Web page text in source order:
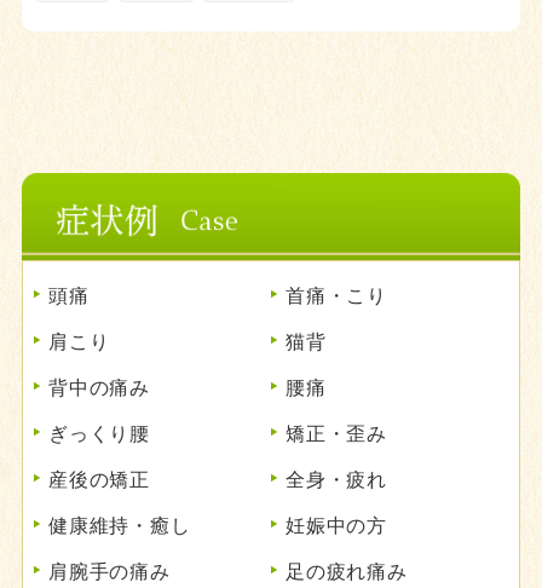
頭痛
首痛・こり
肩こり
猫背
背中の痛み
腰痛
ぎっくり腰
矯正・歪み
産後の矯正
全身・疲れ
健康維持・癒し
妊娠中の方
肩腕手の痛み
足の疲れ痛み